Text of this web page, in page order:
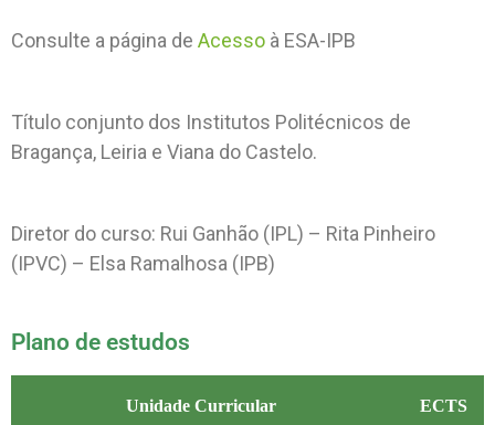
Consulte a página de Acesso à ESA-IPB
Título conjunto dos Institutos Politécnicos de
Bragança, Leiria e Viana do Castelo.
Diretor do curso: Rui Ganhão (IPL) – Rita Pinheiro
(IPVC) – Elsa Ramalhosa (IPB)
Plano de estudos
Unidade Curricular ECTS